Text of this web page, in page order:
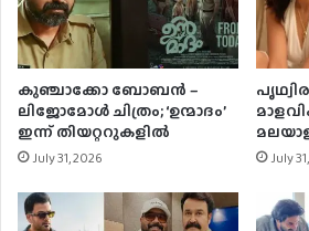
കുഞ്ചാക്കോ ബോബന്‍ –
ലിജോമോള്‍ ചിത്രം; ‘ഉന്മാദം’
ഇന്ന് തിയറ്ററുകളില്‍
July 31, 2026 July